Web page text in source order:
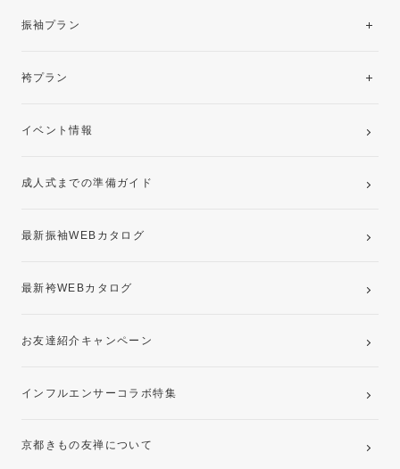
振袖プラン
レンタルプラン
袴プラン
卒業袴レンタルプラン
イベント情報
成人式までの準備ガイド
最新振袖WEBカタログ
最新袴WEBカタログ
お友達紹介キャンペーン
インフルエンサーコラボ特集
京都きもの友禅について